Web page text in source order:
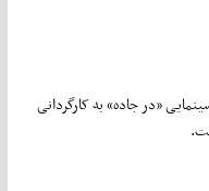
«در جاده» به کارگردانی